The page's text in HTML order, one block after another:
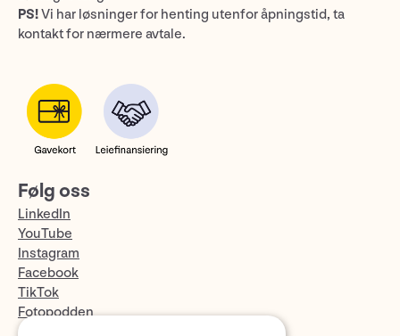
PS!Vi har løsninger for henting utenfor åpningstid, ta
kontakt for nærmere avtale.
Følg oss
LinkedIn
YouTube
Instagram
Facebook
TikTok
Fotopodden